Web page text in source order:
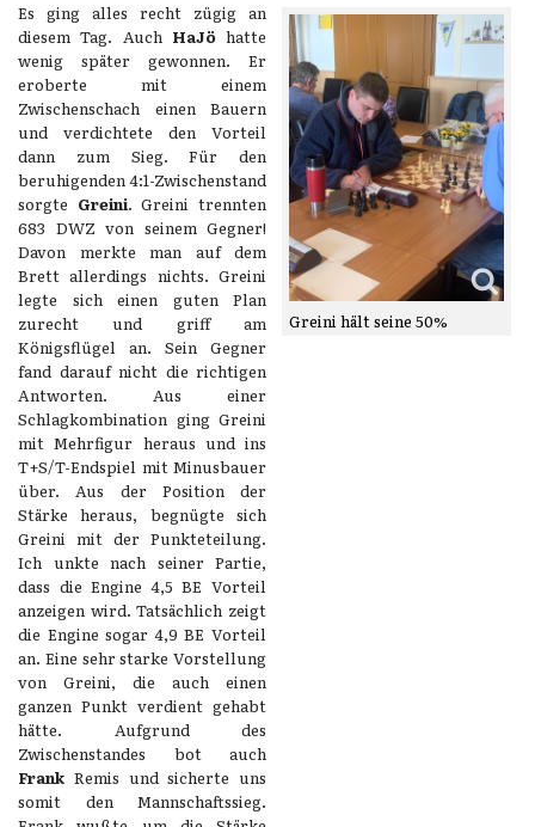
Greini hält seine 50%
Es ging alles recht zügig an
diesem Tag. Auch HaJö hatte
wenig später gewonnen. Er
eroberte mit einem
Zwischenschach einen Bauern
und verdichtete den Vorteil
dann zum Sieg. Für den
beruhigenden 4:1-Zwischenstand
sorgte Greini. Greini trennten
683 DWZ von seinem Gegner!
Davon merkte man auf dem
Brett allerdings nichts. Greini
legte sich einen guten Plan
zurecht und griff am
Königsflügel an. Sein Gegner
fand darauf nicht die richtigen
Antworten. Aus einer
Schlagkombination ging Greini
mit Mehrfigur heraus und ins
T+S/T-Endspiel mit Minusbauer
über. Aus der Position der
Stärke heraus, begnügte sich
Greini mit der Punkteteilung.
Ich unkte nach seiner Partie,
dass die Engine 4,5 BE Vorteil
anzeigen wird. Tatsächlich zeigt
die Engine sogar 4,9 BE Vorteil
an. Eine sehr starke Vorstellung
von Greini, die auch einen
ganzen Punkt verdient gehabt
hätte. Aufgrund des
Zwischenstandes bot auch
Frank Remis und sicherte uns
somit den Mannschaftssieg.